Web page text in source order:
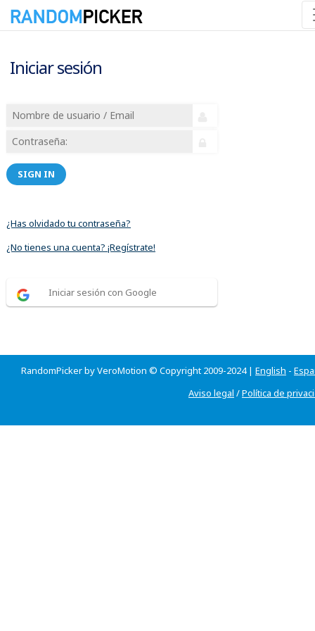
Iniciar sesión
SIGN IN
¿Has olvidado tu contraseña?
¿No tienes una cuenta? ¡Regístrate!
Iniciar sesión con Google
RandomPicker by VeroMotion © Copyright 2009-2024 | English -
Aviso legal /Política de